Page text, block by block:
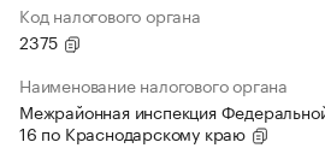
Код налогового органа
2375
Наименование налогового органа
Межрайонная инспекция
16 по Краснодарскому краю